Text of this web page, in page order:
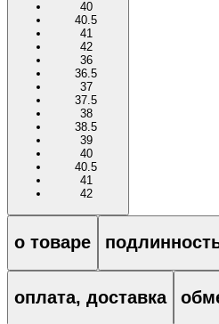
40
40.5
41
42
36
36.5
37
37.5
38
38.5
39
40
40.5
41
42
о товаре
оплата, доставка